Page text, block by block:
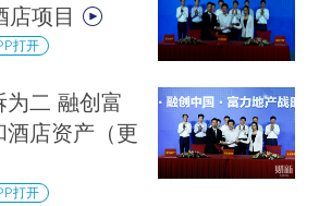
店项目
打开
二 融创富
店资产（更
打开